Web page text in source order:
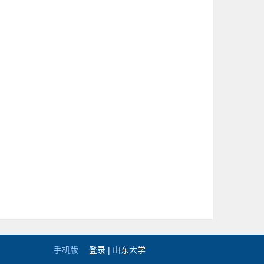
手机版 登录 | 山东大学